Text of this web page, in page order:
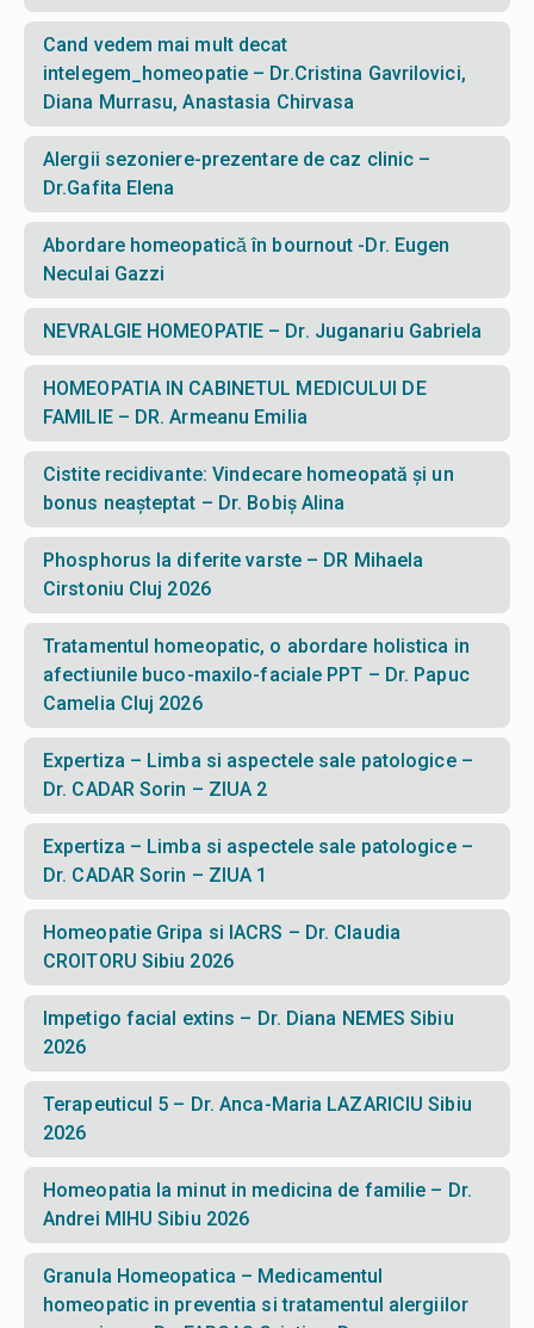
Cand vedem mai mult decat
intelegem_homeopatie – Dr.Cristina Gavrilovici,
Diana Murrasu, Anastasia Chirvasa
Alergii sezoniere-prezentare de caz clinic –
Dr.Gafita Elena
Abordare homeopatică în bournout -Dr. Eugen
Neculai Gazzi
NEVRALGIE HOMEOPATIE – Dr. Juganariu Gabriela
HOMEOPATIA IN CABINETUL MEDICULUI DE
FAMILIE – DR. Armeanu Emilia
Cistite recidivante: Vindecare homeopată și un
bonus neașteptat – Dr. Bobiș Alina
Phosphorus la diferite varste – DR Mihaela
Cirstoniu Cluj 2026
Tratamentul homeopatic, o abordare holistica in
afectiunile buco-maxilo-faciale PPT – Dr. Papuc
Camelia Cluj 2026
Expertiza – Limba si aspectele sale patologice –
Dr. CADAR Sorin – ZIUA 2
Expertiza – Limba si aspectele sale patologice –
Dr. CADAR Sorin – ZIUA 1
Homeopatie Gripa si IACRS – Dr. Claudia
CROITORU Sibiu 2026
Impetigo facial extins – Dr. Diana NEMES Sibiu
2026
Terapeuticul 5 – Dr. Anca-Maria LAZARICIU Sibiu
2026
Homeopatia la minut in medicina de familie – Dr.
Andrei MIHU Sibiu 2026
Granula Homeopatica – Medicamentul
homeopatic in preventia si tratamentul alergiilor